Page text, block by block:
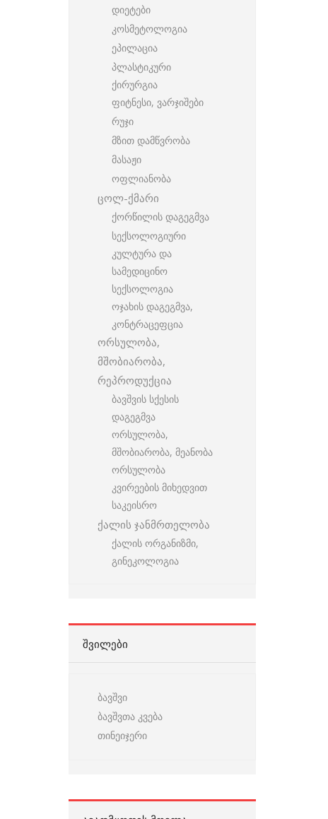
დიეტები
კოსმეტოლოგია
ეპილაცია
პლასტიკური
ქირურგია
ფიტნესი, ვარჯიშები
რუჯი
მზით დამწვრობა
მასაჟი
ოფლიანობა
ცოლ-ქმარი
ქორწილის დაგეგმვა
სექსოლოგიური
კულტურა და
სამედიცინო
სექსოლოგია
ოჯახის დაგეგმვა,
კონტრაცეფცია
ორსულობა,
მშობიარობა,
რეპროდუქცია
ბავშვის სქესის
დაგეგმვა
ორსულობა,
მშობიარობა, მეანობა
ორსულობა
კვირეების მიხედვით
საკეისრო
ქალის ჯანმრთელობა
ქალის ორგანიზმი,
გინეკოლოგია
ᲨᲕᲘᲚᲔᲑᲘ
ბავშვი
ბავშვთა კვება
თინეიჯერი